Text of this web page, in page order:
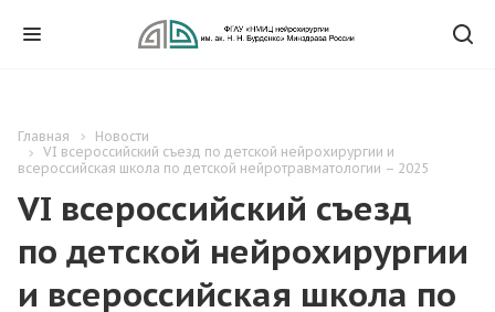
Главная
Новости
VI всероссийский съезд по детской нейрохирургии и
всероссийская школа по детской нейротравматологии – 2025
VI всероссийский съезд
по детской нейрохирургии
и всероссийская школа по